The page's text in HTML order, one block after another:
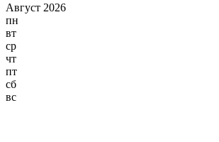
Август 2026
пн
вт
ср
чт
пт
сб
вс